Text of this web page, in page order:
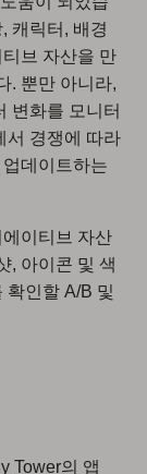
캐릭터, 배경
브 자산을 만
. 뿐만 아니라,
변화를 모니터
서 경쟁에 따라
데이트하는
이티브 자산
, 아이콘 및 색
확인할 A/B 및
Tower의 앱